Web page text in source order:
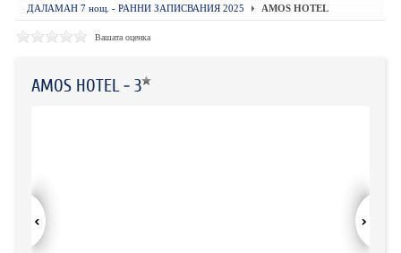
БЪЛГАРИЯ
ХОТЕЛИ В АЛБАНИЯ
ДАЛАМАН 7 нощ. - РАННИ ЗАПИСВАНИЯ 2025
AMOS HOTEL
Вашата оценка
AMOS HOTEL - 3